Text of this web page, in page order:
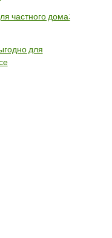
частного дома:
для